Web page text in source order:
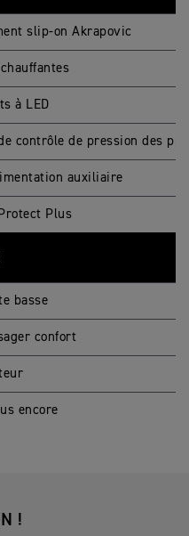
slip-on Akrapovic
à LED
contrôle de pression des
auxiliaire
Plus
basse
confort
encore
!